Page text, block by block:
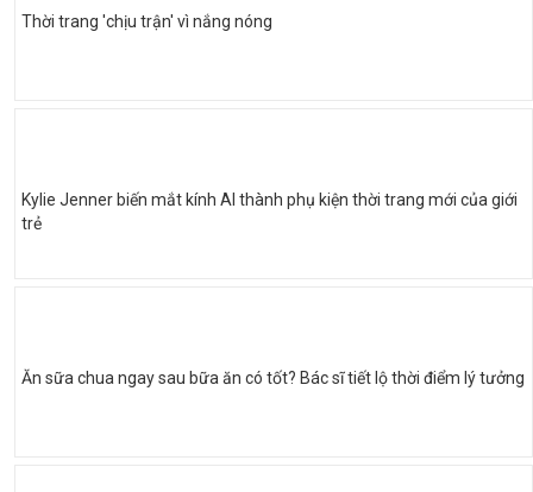
Thời trang 'chịu trận' vì nắng nóng
Kylie Jenner biến mắt kính AI thành phụ kiện thời trang mới của giới
trẻ
Ăn sữa chua ngay sau bữa ăn có tốt? Bác sĩ tiết lộ thời điểm lý tưởng